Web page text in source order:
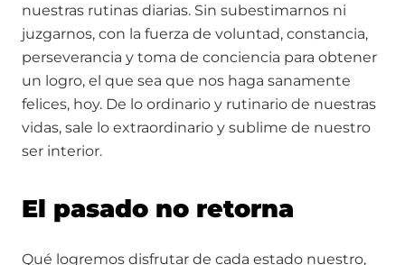
nuestras rutinas diarias. Sin subestimarnos ni
juzgarnos, con la fuerza de voluntad, constancia,
perseverancia y toma de conciencia para obtener
un logro, el que sea que nos haga sanamente
felices, hoy. De lo ordinario y rutinario de nuestras
vidas, sale lo extraordinario y sublime de nuestro
ser interior.
El pasado no retorna
Qué logremos disfrutar de cada estado nuestro,